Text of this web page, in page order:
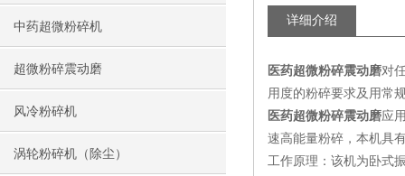
中药超微粉碎机
超微粉碎震动磨
风冷粉碎机
涡轮粉碎机（除尘）
详细介绍
医药超微粉碎震动磨对
用度的粉碎要求及用常
医药超微粉碎震动磨应
速高能量粉碎，本机具
工作原理：该机为卧式